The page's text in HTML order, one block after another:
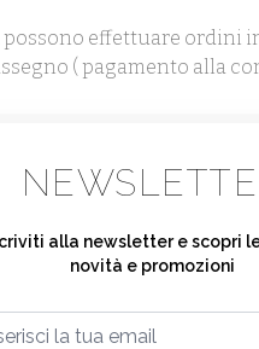
possono effettuare ordini
( pagamento alla
alla newsletter e scopri
novità e promozioni
Indirizzo